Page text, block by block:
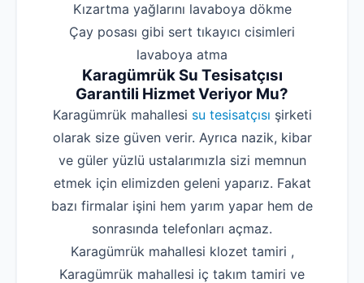
‌Kızartma yağlarını lavaboya dökme
‌Çay posası gibi sert tıkayıcı cisimleri
lavaboya atma
Karagümrük Su Tesisatçısı
Garantili Hizmet Veriyor Mu?
Karagümrük mahallesi su tesisatçısı şirketi
olarak size güven verir. Ayrıca nazik, kibar
ve güler yüzlü ustalarımızla sizi memnun
etmek için elimizden geleni yaparız. Fakat
bazı firmalar işini hem yarım yapar hem de
sonrasında telefonları açmaz.
Karagümrük mahallesi klozet tamiri ,
Karagümrük mahallesi iç takım tamiri ve